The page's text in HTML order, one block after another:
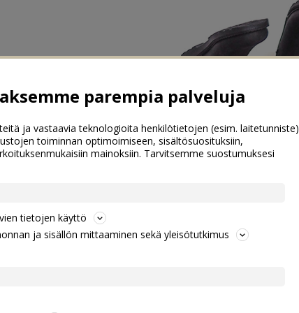
parempia palveluja
ja vastaavia teknologioita henkilötietojen (esim. laitetunniste)
toiminnan optimoimiseen, sisältösuosituksiin,
mainoksiin. Tarvitsemme suostumuksesi
tietojen käyttö
ja sisällön mittaaminen sekä yleisötutkimus